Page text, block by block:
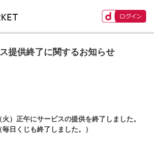
提供終了に関するお知らせ
）正午にサービスの提供を終了しました。
（毎日くじも終了しました。）